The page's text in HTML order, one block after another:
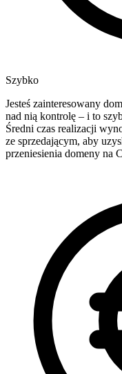
Szybko
Jesteś zainteresowany
nad nią kontrolę – i to
Średni czas realizacji
ze sprzedającym, aby
przeniesienia domeny na